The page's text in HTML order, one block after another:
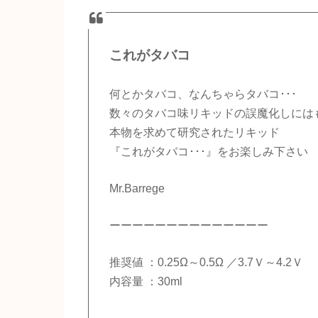
これがタバコ
何とかタバコ、なんちゃらタバコ･･･
数々のタバコ味リキッドの誤魔化しには
本物を求めて研究されたリキッド
『これがタバコ･･･』をお楽しみ下さい
Mr.Barrege
ーーーーーーーーーーーーーー
推奨値 ：0.25Ω～0.5Ω ／3.7Ｖ～4.2Ｖ
内容量 ：30ml